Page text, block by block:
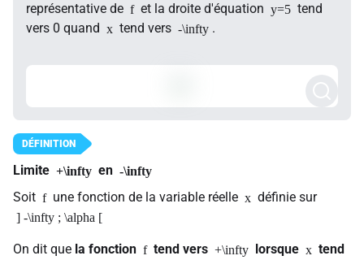
représentative de f et la droite d'équation y=5 tend
vers 0 quand x tend vers -\infty .
Limite +\infty en -\infty
Soit f une fonction de la variable réelle x définie sur
] -\infty ; \alpha [
On dit que la fonction f tend vers +\infty lorsque x tend